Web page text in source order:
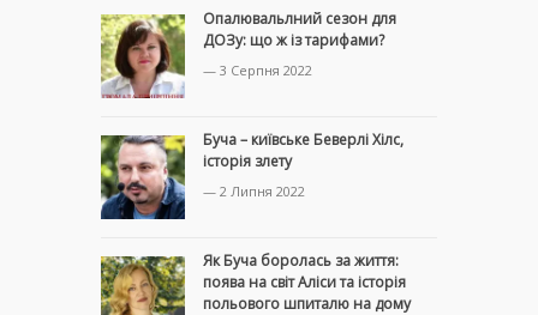
Опалювальлний сезон для
ДОЗу: що ж із тарифами?
— 3 Серпня 2022
Буча – київське Беверлі Хілс,
історія злету
— 2 Липня 2022
Як Буча боролась за життя:
поява на світ Аліси та історія
польового шпиталю на дому